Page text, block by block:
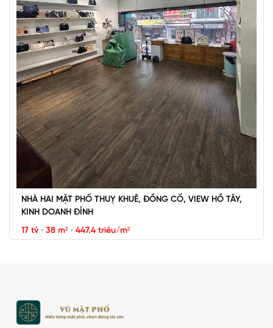
BÁN ĐẢO VŨ MIÊN, SIÊU PHẨM MẶT HỒ TÂY, 2 THOÁNG,
NHÀ DÂN XÂY
67 tỷ•57 m²•1.2 tỷ/m²
Vũ Miên
NHÀ HAI MẶT PHỐ THUỴ KHUÊ, ĐỒNG CỔ, VIEW HỒ TÂY,
KINH DOANH ĐỈNH
17 tỷ • 38 m² • 447.4 triệu/m²